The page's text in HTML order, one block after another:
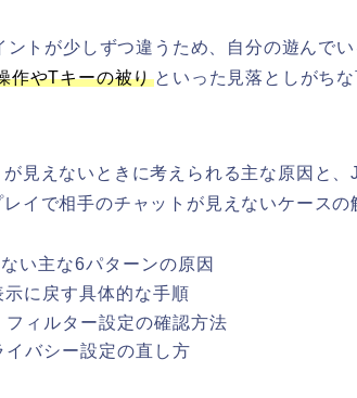
トが少しずつ違うため、自分の遊んで
作やTキーの被り といった見落としがち
見えないときに考えられる主な原因と
イで相手のチャットが見えないケースの
い主な6パターンの原因
に戻す具体的な手順
ィルター設定の確認方法
バシー設定の直し方